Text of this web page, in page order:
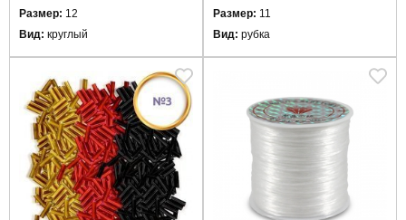
Размер: 12
Вид: круглый
Размер: 11
Вид: рубка